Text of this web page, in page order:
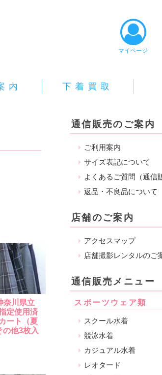
マイページ
内 下着買取
奈川県立
定使用済
ート（夏
他3枚入
通信販売のご案内
ご利用案内
サイズ表記について
よくあるご質問（通信
返品・不良品について
店舗のご案内
アクセスマップ
店舗撮影レンタルのご
通信販売メニュー
スポーツウェア類
スクール水着
競泳水着
カジュアル水着
レオタード